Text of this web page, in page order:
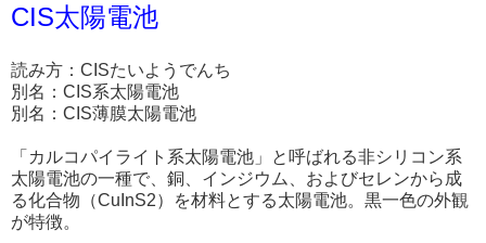
CIS太陽電池
読み方：CISたいようでんち
別名：CIS系太陽電池
別名：CIS薄膜太陽電池
「カルコパイライト系太陽電池」と呼ばれる非シリコン系
太陽電池の一種で、銅、インジウム、およびセレンから成
る化合物（CuInS2）を材料とする太陽電池。黒一色の外観
が特徴。